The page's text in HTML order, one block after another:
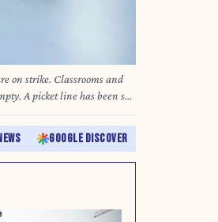
on strike. Classrooms and
set
enseignants ne font pas
de nombreuses écoles en
mécaniques ou ébénisteries
in front of small classes.
GOOGLE DISCOVER